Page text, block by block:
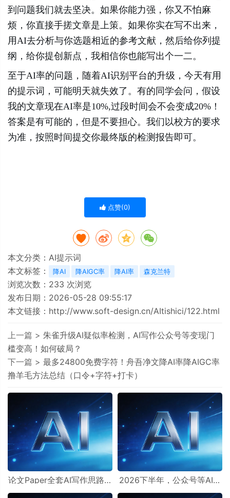
到问题我们就去坚决。如果你能力强，你又不怕麻
烦，你直接手搓文章是上策。如果你实在写不出来，
用AI去分析与你选题相近的参考文献，然后给你列提
纲，给你提创新点，我相信你也能写出个一二。
至于AI率的问题，随着AI识别平台的升级，今天有用
的提示词，可能明天就失效了。有的同学会问，假设
我的文章现在AI率是10%,过段时间会不会变成20%！
答案是有可能的，但是不要担心。我们以校方的要求
为准，按照时间提交你最终版的检测报告即可。
点赞(0)
本文分类： AI提示词
本文标签：
降AI 降AIGC率 降AI率 森克兰特
浏览次数： 233 次浏览
发布日期：2026-05-28 09:55:17
本文链接： http://www.soft-design.cn/AItishici/122.html
上一篇 > 朱雀升级AI疑似率检测，AI写作公众号等变现门
槛变高！如何破局？
下一篇 > 最多24800免费字符！舟吾净文降AI率降AIGC率
撸羊毛方法总结（口令+字符+打卡）
论文Paper全套AI写作思路辅
2026下半年，公众号等AI自